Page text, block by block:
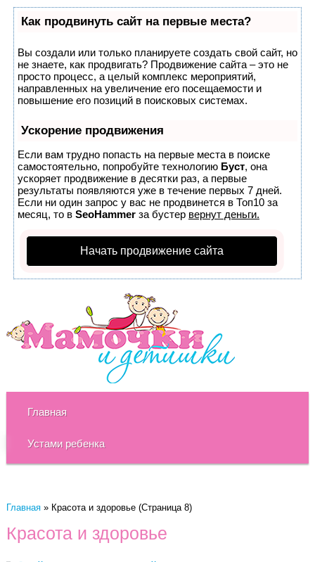
Как продвинуть сайт на первые места?
Вы создали или только планируете создать свой сайт, но
не знаете, как продвигать? Продвижение сайта – это не
просто процесс, а целый комплекс мероприятий,
направленных на увеличение его посещаемости и
повышение его позиций в поисковых системах.
Ускорение продвижения
Если вам трудно попасть на первые места в поиске
самостоятельно, попробуйте технологию Буст, она
ускоряет продвижение в десятки раз, а первые
результаты появляются уже в течение первых 7 дней.
Если ни один запрос у вас не продвинется в Топ10 за
месяц, то в SeoHammerза бустер вернут деньги.
Начать продвижение сайта
Главная
Устами ребенка
Главная» Красота и здоровье(Страница 8)
Красота и здоровье